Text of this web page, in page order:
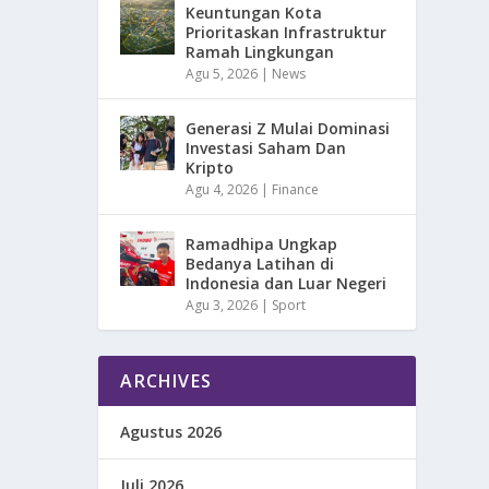
Keuntungan Kota
Prioritaskan Infrastruktur
Ramah Lingkungan
Agu 5, 2026 | News
Generasi Z Mulai Dominasi
Investasi Saham Dan
Kripto
Agu 4, 2026 | Finance
Ramadhipa Ungkap
Bedanya Latihan di
Indonesia dan Luar Negeri
Agu 3, 2026 | Sport
ARCHIVES
Agustus 2026